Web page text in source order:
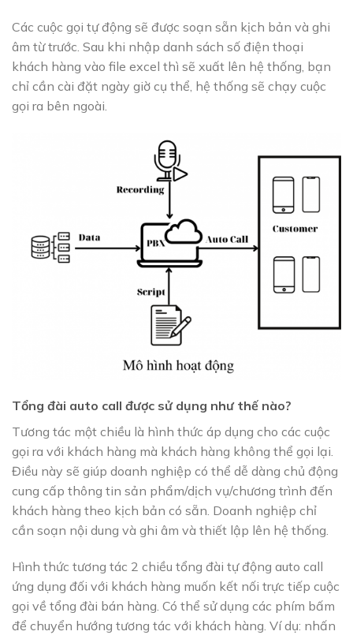
Các cuộc gọi tự động sẽ được soạn sẵn kịch bản và ghi
âm từ trước. Sau khi nhập danh sách số điện thoại
khách hàng vào file excel thì sẽ xuất lên hệ thống, bạn
chỉ cần cài đặt ngày giờ cụ thể, hệ thống sẽ chạy cuộc
gọi ra bên ngoài.
Tổng đài auto call được sử dụng như thế nào?
Tương tác một chiều là hình thức áp dụng cho các cuộc
gọi ra với khách hàng mà khách hàng không thể gọi lại.
Điều này sẽ giúp doanh nghiệp có thể dễ dàng chủ động
cung cấp thông tin sản phẩm/dịch vụ/chương trình đến
khách hàng theo kịch bản có sẵn. Doanh nghiệp chỉ
cần soạn nội dung và ghi âm và thiết lập lên hệ thống.
Hình thức tương tác 2 chiều tổng đài tự động auto call
ứng dụng đối với khách hàng muốn kết nối trực tiếp cuộc
gọi về tổng đài bán hàng. Có thể sử dụng các phím bấm
để chuyển hướng tương tác với khách hàng. Ví dụ: nhấn